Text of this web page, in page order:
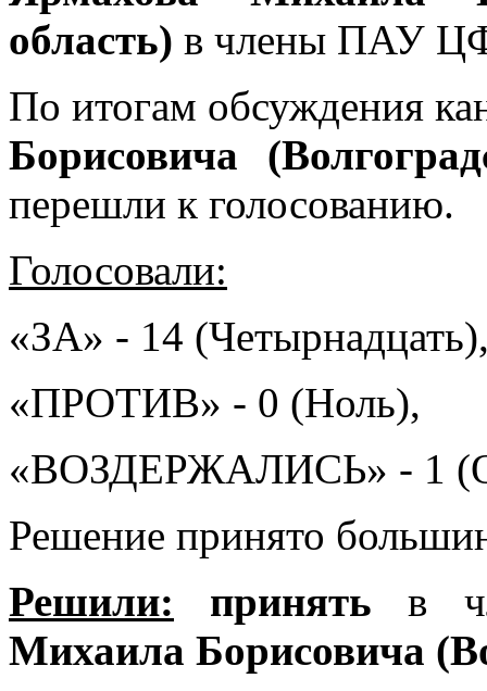
область) в члены ПАУ
По итогам обсуждения
Борисовича
перешли к голосованию.
Голосовали:
«ЗА» - 14
«ПРОТИВ» - 0 (Ноль),
«ВОЗДЕРЖАЛИСЬ» - 1
Решение принято
Решили:
принять в
Михаила Борисовича